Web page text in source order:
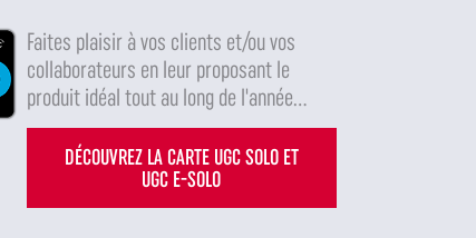
Faites plaisir à vos clients et/ou vos
collaborateurs en leur proposant le
produit idéal tout au long de l'année...
DÉCOUVREZ LA CARTE UGC SOLO ET
UGC E-SOLO